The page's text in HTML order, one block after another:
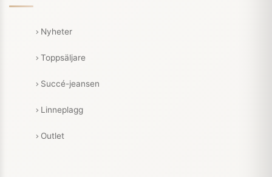
Nyheter
Toppsäljare
Succé-jeansen
Linneplagg
Outlet